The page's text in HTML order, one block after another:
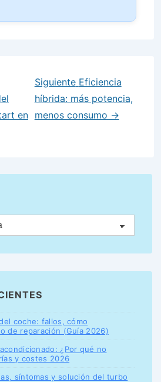
en
Siguiente Eficiencia
híbrida: más potencia,
menos consumo →
coche: fallos, cómo
de reparación (Guía 2026)
¿Por qué no
y costes 2026
síntomas y solución del turbo